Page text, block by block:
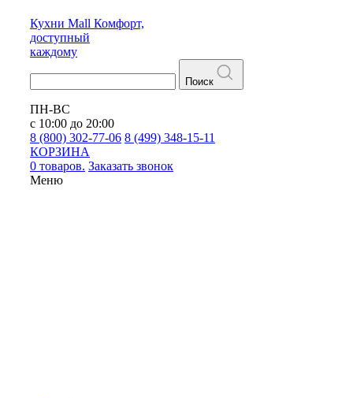
Кухни Mall Комфорт,
доступный
каждому
Поиск
ПН-ВС
с 10:00 до 20:00
8 (800) 302-77-06 8 (499) 348-15-11
КОРЗИНА
0 товаров. Заказать звонок
Меню